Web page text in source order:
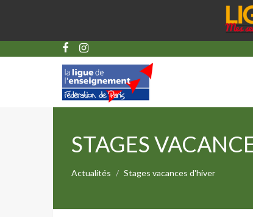
STAGES
Actualités Stages vacances d'hiver